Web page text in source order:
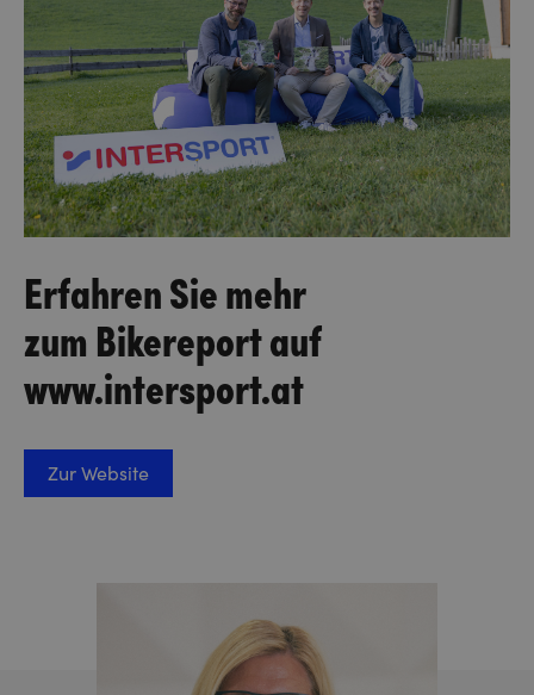
Erfahren Sie mehr
zum Bikereport auf
www.intersport.at
Zur Website